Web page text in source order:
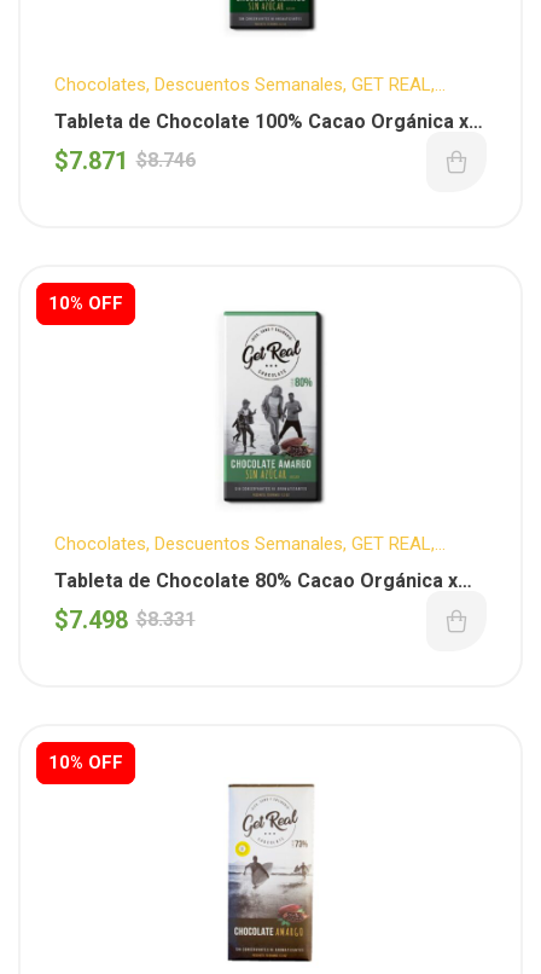
Chocolates, Descuentos Semanales, GET REAL ,
Organicos,Vegano
Tableta de Chocolate 100% Cacao Orgánica x
70GS ( Get Real )
$8.746
$7.871
10% OFF
10% OFF
Chocolates, Descuentos Semanales, GET REAL ,
Organicos,Vegano
Tableta de Chocolate 80% Cacao Orgánica x
70GS ( Get Real )
$8.331
$7.498
10% OFF
10% OFF